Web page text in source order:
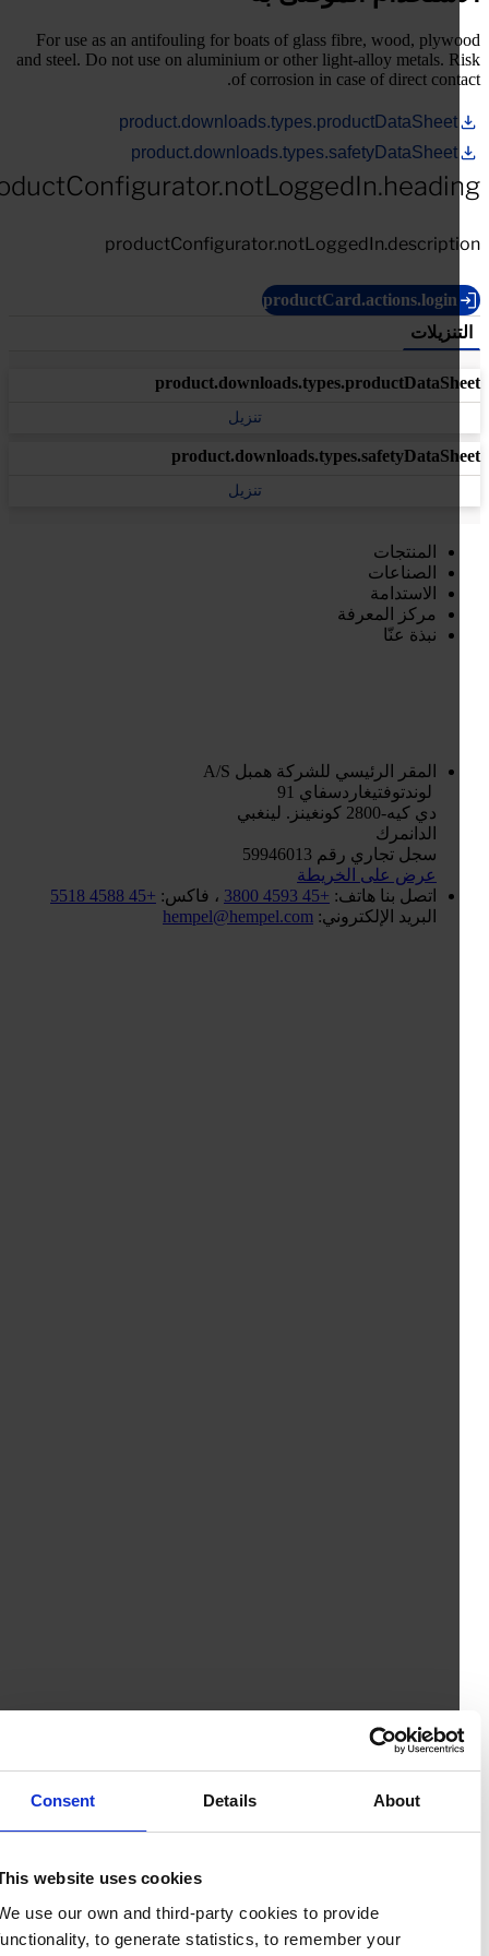
Consent Details About
This website uses cookies
We use our own and third-party cookies to provide
functionality, to generate statistics, to remember your
For use as an antifouling for boats of glass fibre, wood,
and steel. Do not use on aluminium or other light-alloy metals.
of corrosion in case of direct
product.downloads.types.productDataSheet
product.downloads.types.safetyDataSheet
productCard.actions.login
تنزيل
تنزيل
المنتجات
الصناعات
الاستدامة
مركز المعرفة
نبذة عنّا
المقر الرئيسي للشركةهمبل A/S
لوندتوفتيغاردسفاي 91
دي كيه-2800 كونغينز. لينغبي
الدانمرك
سجل تجاري رقم 59946013
عرض على الخريطة
اتصل بنا هاتف:+45 4593 3800 ، فاكس:+45 4588 5518
البريد الإلكتروني:hempel@hempel.com